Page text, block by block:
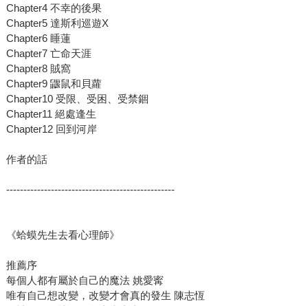
Chapter4 不幸的後果
Chapter5 達斯利巡遊X
Chapter6 睡蓮
Chapter7 亡命天涯
Chapter8 賊窩
Chapter9 鼴鼠和貝蘿
Chapter10 受限、受困、受禁錮
Chapter11 絕處逢生
Chapter12 回到河岸
作者的話
-------------------------------------------------
《蛤蟆先生去看心理師》
推薦序
每個人都有屬於自己的魔法 姚愛寗
唯有自己想改變，改變才會真的發生 ​陳志恆